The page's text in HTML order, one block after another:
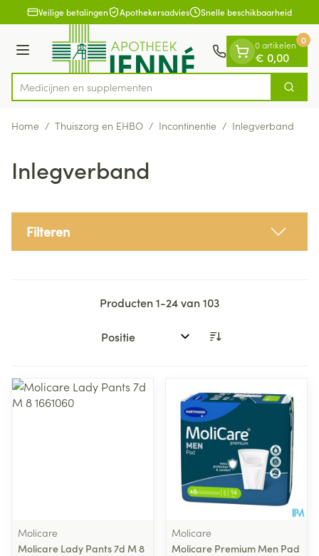
Ga naar de inhoud
1 van 1Veilige betalingen Apothekersadvies Snelle beschikbaarheid
Menu
Product, merk, categorie...
Medi Zoek
0 artikelen
€ 0,00
0
Home / Thuiszorg en EHBO / Incontinentie / Inlegverband
Inlegverband
Filteren
Producten1-24van103
Sorteer op:
Molicare
Molicare Lady Pants 7d M 8
Molicare
Molicare Premium Men Pad